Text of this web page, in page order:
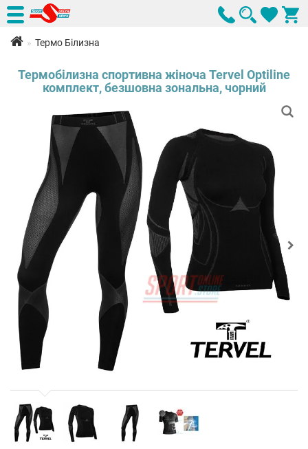
Термо Білизна
Термобілизна спортивна жіноча Tervel Optiline
комплект, безшовна зональна, чорний